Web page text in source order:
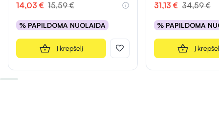
14,03 € 15,59 €
% PAPILDOMA NUOLAIDA
Į krepšelį
31,13 € 34,59 €
% PAPILDOMA
Į